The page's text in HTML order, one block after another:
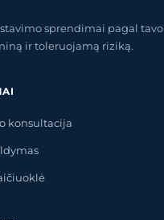
sprendimai pagal tavo
ir toleruojamą riziką.
konsultacija